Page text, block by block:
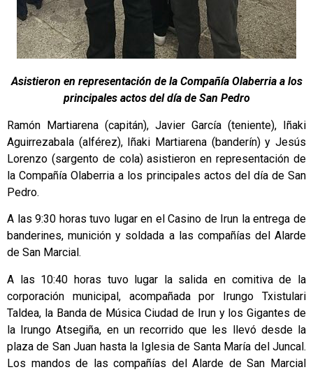
Asistieron en representación de la Compañía Olaberria a los
principales actos del día de San Pedro
Ramón Martiarena (capitán), Javier García (teniente), Iñaki
Aguirrezabala (alférez), Iñaki Martiarena (banderín) y Jesús
Lorenzo (sargento de cola) asistieron en representación de
la Compañía Olaberria a los principales actos del día de San
Pedro.
A las 9:30 horas tuvo lugar en el Casino de Irun la entrega de
banderines, munición y soldada a las compañías del Alarde
de San Marcial.
A las 10:40 horas tuvo lugar la salida en comitiva de la
corporación municipal, acompañada por Irungo Txistulari
Taldea, la Banda de Música Ciudad de Irun y los Gigantes de
la Irungo Atsegiña, en un recorrido que les llevó desde la
plaza de San Juan hasta la Iglesia de Santa María del Juncal.
Los mandos de las compañías del Alarde de San Marcial